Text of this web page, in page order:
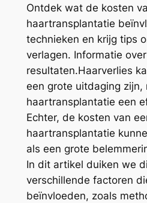
Ontdek wat de kosten
haartransplantatie
technieken en krijg tips
verlagen. Informatie
resultaten.Haarverlies
een grote uitdaging
haartransplantatie een
Echter, de kosten van
haartransplantatie
als een grote
In dit artikel duiken we
verschillende factoren
beïnvloeden, zoals